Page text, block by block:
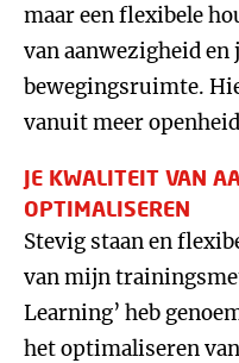
maar een flexibele
van aanwezigheid en
bewegingsruimte.
vanuit meer
JE KWALITEIT VAN
OPTIMALISEREN
Stevig staan en
van mijn
Learning’ heb
het optimaliseren